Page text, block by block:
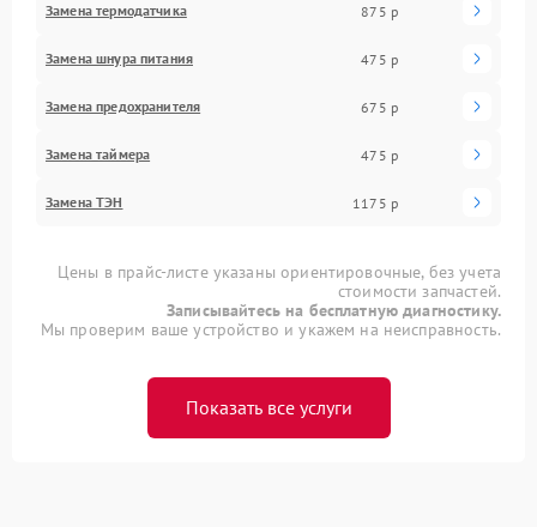
Замена термодатчика 875 р
Замена шнура питания 475 р
Замена предохранителя 675 р
Замена таймера 475 р
Замена ТЭН 1175 р
Цены в прайс-листе указаны ориентировочные, без учета
стоимости запчастей.
Записывайтесь на бесплатную диагностику.
Мы проверим ваше устройство и укажем на неисправность.
Показать все услуги